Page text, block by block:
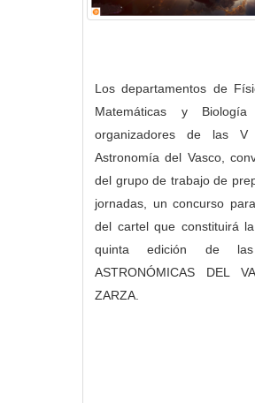
Los departamentos de
Matemáticas y
organizadores de las V
Astronomía del Vasco,
del grupo de trabajo de
jornadas, un concurso
del cartel que constituirá
quinta edición de las
ASTRONÓMICAS DEL
ZARZA.